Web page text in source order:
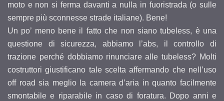
moto e non si ferma davanti a nulla in fuoristrada (o sulle
sempre più sconnesse strade italiane). Bene!
Un po’ meno bene il fatto che non siano tubeless, è una
questione di sicurezza, abbiamo l’abs, il controllo di
trazione perché dobbiamo rinunciare alle tubeless? Molti
costruttori giustificano tale scelta affermando che nell’uso
off road sia meglio la camera d’aria in quanto facilmente
smontabile e riparabile in caso di foratura. Dopo anni e